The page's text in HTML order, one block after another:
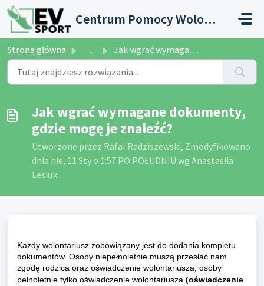
Przejdź do głównej treści
Centrum Pomocy Wolontariusza
Strona główna ... Jak wgrać wymagane dokumenty, gdzie mogę je znaleźć?
Jak wgrać wymagane dokumenty,
gdzie mogę je znaleźć?
Utworzone przez Rafal Radziszewski, Zmodyfikowano
dnia nie, 11 Sty o 1:57 PO POŁUDNIU wg Anastasiia
Lesiuk
Każdy wolontariusz zobowiązany jest do dodania kompletu
dokumentów. Osoby niepełnoletnie muszą przesłać nam
zgodę rodzica oraz oświadczenie wolontariusza, osoby
pełnoletnie tylko oświadczenie wolontariusza (oświadczenie